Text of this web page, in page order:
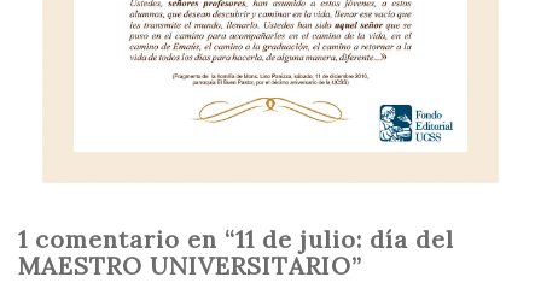
1 comentario en “11 de julio: día del
MAESTRO UNIVERSITARIO”